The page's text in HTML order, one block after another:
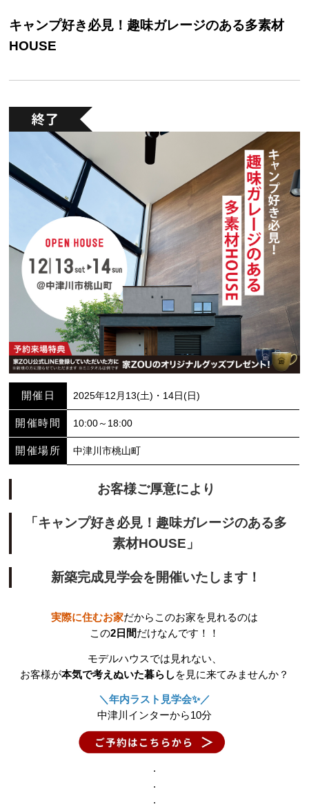
キャンプ好き必見！趣味ガレージのある多素材
HOUSE
開催日 2025年12月13(土)・14日(日)
開催時間 10:00～18:00
開催場所 中津川市桃山町
お客様ご厚意により
「キャンプ好き必見！趣味ガレージのある多
素材HOUSE」
新築完成見学会を開催いたします！
実際に住むお家だからこのお家を見れるのは
この2日間だけなんです！！
モデルハウスでは見れない、
お客様が本気で考えぬいた暮らしを見に来てみませんか？
＼年内ラスト見学会✨／
中津川インターから10分
.
.
.